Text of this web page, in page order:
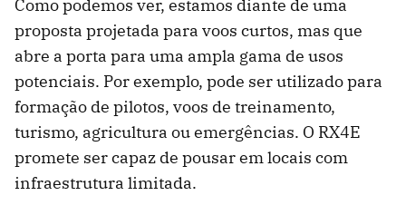
Como podemos ver, estamos diante de uma
proposta projetada para voos curtos, mas que
abre a porta para uma ampla gama de usos
potenciais. Por exemplo, pode ser utilizado para
formação de pilotos, voos de treinamento,
turismo, agricultura ou emergências. O RX4E
promete ser capaz de pousar em locais com
infraestrutura limitada.